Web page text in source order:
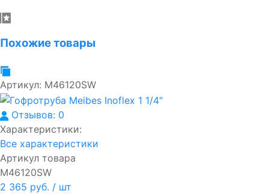
Похожие товары
Артикул: M46120SW
Отзывов: 0
Характеристики:
Все характеристики
Артикул товара
M46120SW
2 365 руб. / шт